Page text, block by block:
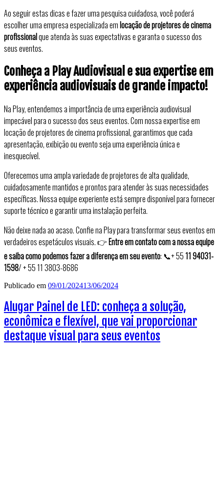
Ao seguir estas dicas e fazer uma pesquisa cuidadosa, você poderá
escolher uma empresa especializada emlocação de projetores de cinema
profissionalque atenda às suas expectativas e garanta o sucesso dos
seus eventos.
Conheça a Play Audiovisual e sua expertise em
experiência audiovisuais de grande impacto!
Na Play, entendemos a importância de uma experiência audiovisual
impecável para o sucesso dos seus eventos. Com nossa expertise em
locação de projetores de cinema profissional, garantimos que cada
apresentação, exibição ou evento seja uma experiência única e
inesquecível.
Oferecemos uma ampla variedade de projetores de alta qualidade,
cuidadosamente mantidos e prontos para atender às suas necessidades
específicas. Nossa equipe experiente está sempre disponível para fornecer
suporte técnico e garantir uma instalação perfeita.
Não deixe nada ao acaso. Confie na Play para transformar seus eventos em
verdadeiros espetáculos visuais. 👉Entre em contato com a nossa equipe
e saiba como podemos fazer a diferença em seu evento: 📞+ 5511 94031-
1598/ + 55 11 3803-8686
Publicado em 09/01/202413/06/2024
Alugar Painel de LED: conheça a solução,
econômica e flexível, que vai proporcionar
destaque visual para seus eventos